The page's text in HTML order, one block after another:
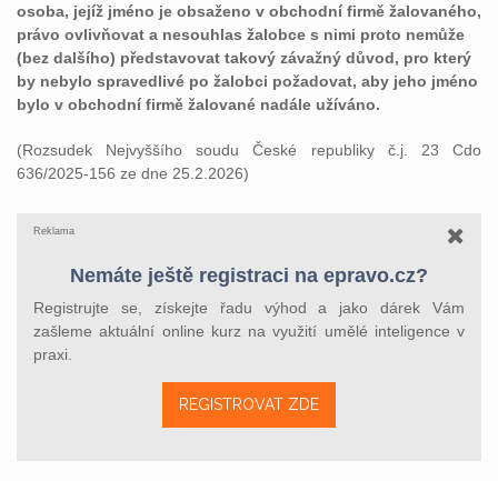
osoba, jejíž jméno je obsaženo v obchodní firmě žalovaného,
právo ovlivňovat a nesouhlas žalobce s nimi proto nemůže
(bez dalšího) představovat takový závažný důvod, pro který
by nebylo spravedlivé po žalobci požadovat, aby jeho jméno
bylo v obchodní firmě žalované nadále užíváno.
(Rozsudek Nejvyššího soudu České republiky č.j. 23 Cdo
636/2025-156 ze dne 25.2.2026)
Reklama
Nemáte ještě registraci na epravo.cz?
Registrujte se, získejte řadu výhod a jako dárek Vám
zašleme aktuální online kurz na využití umělé inteligence v
praxi.
REGISTROVAT ZDE